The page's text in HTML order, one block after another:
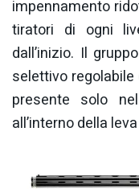
impennamento
tiratori di ogni
dall’inizio. Il gruppo
selettivo
presente solo
all’interno della